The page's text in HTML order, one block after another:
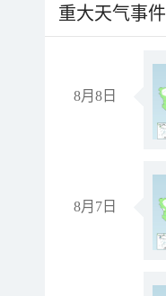
重大天气事件
8月8日
8月7日